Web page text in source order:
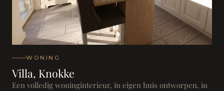
WONING
Villa, Knokke
Een volledig woninginterieur, in eigen huis ontworpen, in